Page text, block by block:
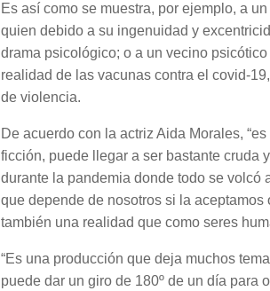
Es así como se muestra, por ejemplo, a
quien debido a su ingenuidad y
drama psicológico; o a un vecino
realidad de las vacunas contra el covid-
de violencia.
De acuerdo con la actriz Aida Morales,
ficción, puede llegar a ser bastante cruda
durante la pandemia donde todo se
que depende de nosotros si la
también una realidad que como seres
“Es una producción que deja muchos
puede dar un giro de 180º de un día para